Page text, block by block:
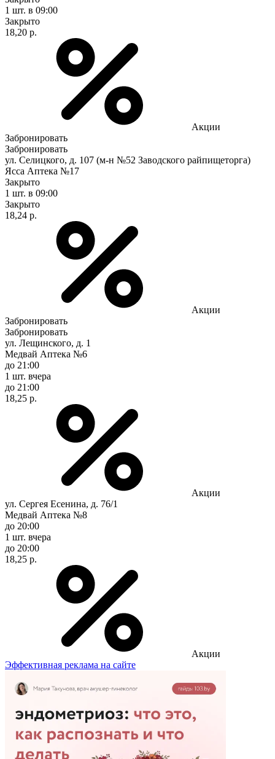
1 шт. в 09:00
Закрыто
18,20 р.
Акции
Забронировать
Забронировать
ул. Селицкого, д. 107 (м-н №52 Заводского райпищеторга)
Ясса Аптека №17
Закрыто
1 шт. в 09:00
Закрыто
18,24 р.
Акции
Забронировать
Забронировать
ул. Лещинского, д. 1
Медвай Аптека №6
до 21:00
1 шт. вчера
до 21:00
18,25 р.
Акции
ул. Сергея Есенина, д. 76/1
Медвай Аптека №8
до 20:00
1 шт. вчера
до 20:00
18,25 р.
Акции
Эффективная реклама на сайте